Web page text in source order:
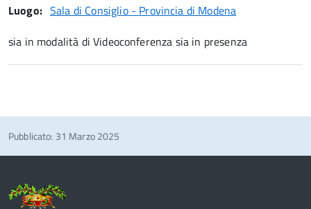
Luogo: Sala di Consiglio - Provincia di Modena
sia in modalità di Videoconferenza sia in presenza
Pubblicato: 31 Marzo 2025